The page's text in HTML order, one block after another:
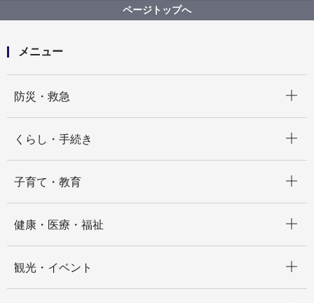
夕張観光物産展を開催します！！
ページトップへ
メニュー
防災・救急
くらし・手続き
子育て・教育
健康・医療・福祉
観光・イベント